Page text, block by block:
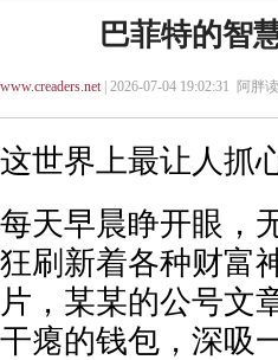
巴菲特的智
www.creaders.net| 2026-07-04 19:02:31 阿胖读
这世界上最让人抓
每天早晨睁开眼，
狂刷新着各种财富
片，某某的公号文
干瘪的钱包，深吸